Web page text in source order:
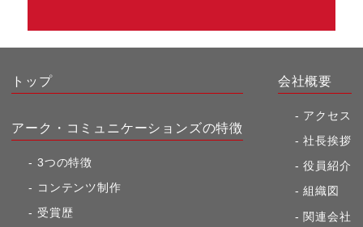
トップ
アーク・コミュニケーションズの特徴
3つの特徴
コンテンツ制作
受賞歴
会社概要
アクセス
社長挨拶
役員紹介
組織図
関連会社